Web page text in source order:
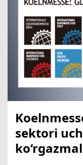
sektori